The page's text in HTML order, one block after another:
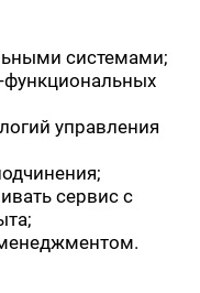
системами;
функциональных
управления
сервис с